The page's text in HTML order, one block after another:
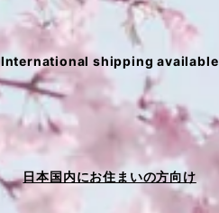
International shipping available
日本国内にお住まいの方向け